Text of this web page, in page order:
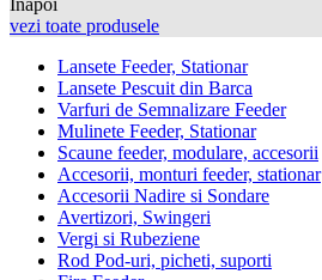
Inapoi
vezi toate produsele
Lansete Feeder, Stationar
Lansete Pescuit din Barca
Varfuri de Semnalizare Feeder
Mulinete Feeder, Stationar
Scaune feeder, modulare, accesorii
Accesorii, monturi feeder, stationar
Accesorii Nadire si Sondare
Avertizori, Swingeri
Vergi si Rubeziene
Rod Pod-uri, picheti, suporti